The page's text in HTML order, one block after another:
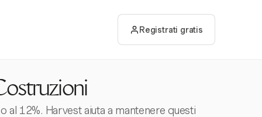
Registrati gratis
12%. Harvest aiuta a mantenere questi